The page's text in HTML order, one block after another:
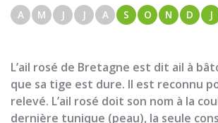
A M J J A S O N D J
L’ail rosé de Bretagne est dit ail à
que sa tige est dure. Il est reconnu
relevé. L’ail rosé doit son nom à la
dernière tunique (peau), la seule